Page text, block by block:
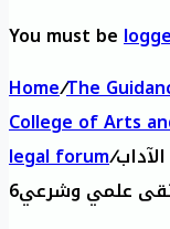
You must be
Home/The
College of Arts
legal forum/
علمي وشرعي6